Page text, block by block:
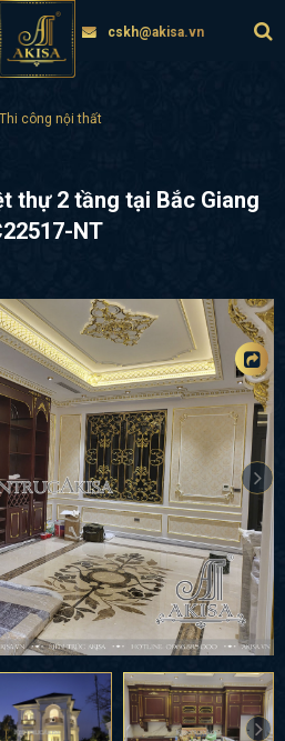
cskh@akisa.vn
Thi công nội thất
thự 2 tầng tại Bắc Giang
NT